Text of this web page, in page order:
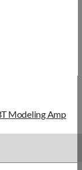
Modeling Amp